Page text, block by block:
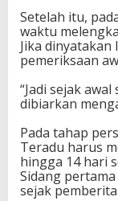
Setelah itu,
waktu
Jika dinyatakan
pemeriksaan
“Jadi sejak
dibiarkan
Pada tahap
Teradu harus
hingga 14 hari
Sidang
sejak